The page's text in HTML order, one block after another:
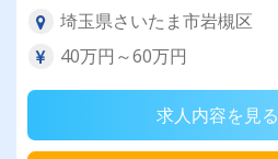
埼玉県さいたま市岩槻区
40万円～60万円
求人内容を見る